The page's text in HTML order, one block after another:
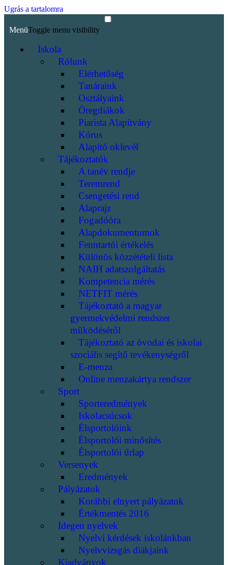
Ugrás a tartalomra
MenüToggle menu visibility
Iskola
Rólunk
Elérhetőség
Tanáraink
Osztályaink
Öregdiákok
Piarista Alapítvány
Kórus
Alapító oklevél
Tájékoztatók
A tanév rendje
Teremrend
Csengetési rend
Alaprajz
Fogadóóra
Alapdokumentumok
Fenntartói értékelés
Különös közzétételi lista
NAIH adatszolgáltatás
Kompetencia mérés
NETFIT mérés
Tájékoztató a magyar
gyermekvédelmi rendszer
működéséről
Tájékoztató az óvodai és iskolai
szociális segítő tevékenységről
E-menza
Online menzakártya rendszer
Sport
Sporteredmények
Iskolacsúcsok
Élsportolóink
Élsportolói minősítés
Élsportolói űrlap
Versenyek
Eredmények
Pályázatok
Korábbi elnyert pályázatok
Értékmentés 2016
Idegen nyelvek
Nyelvi kérdések iskolánkban
Nyelvvizsgás diákjaink
Kiadványok